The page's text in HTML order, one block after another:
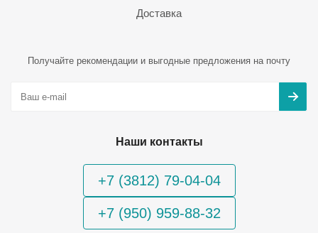
Доставка
Получайте рекомендации и выгодные предложения на почту
Наши контакты
+7 (3812) 79-04-04
+7 (950) 959-88-32